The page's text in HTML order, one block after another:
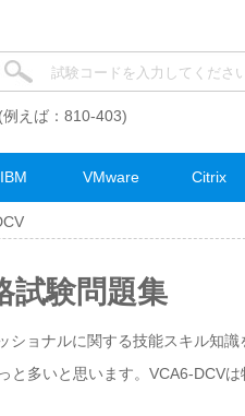
(例えば：810-403)
IBM VMware Citrix
試験問題集
ショナルに関する技能スキル知
と多いと思います。VCA6-DCV